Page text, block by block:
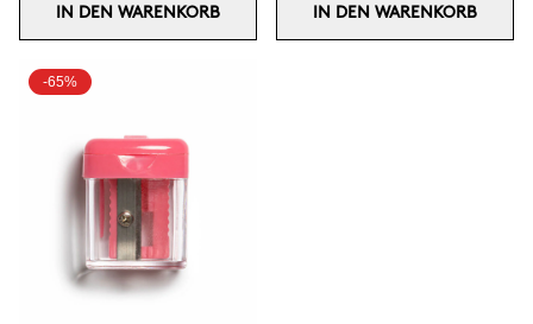
IN DEN WARENKORB IN DEN WARENKORB
-65%